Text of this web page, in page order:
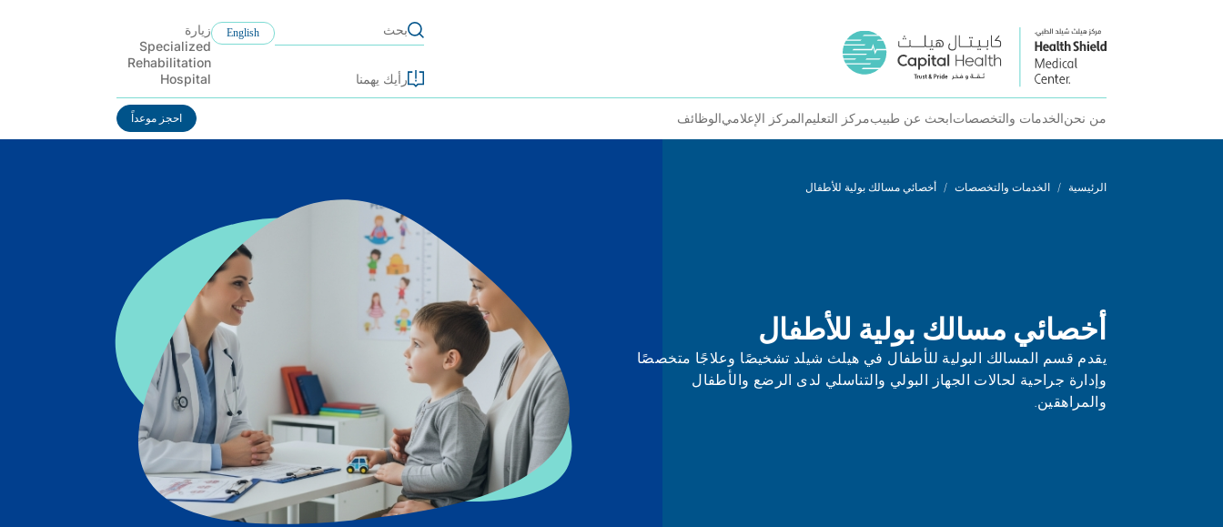
رأيك يهمنا
English
زيارة
Specialized
Rehabilitation
Hospital
من نحنالخدمات والتخصصاتابحث عن طبيبمركز التعليمالمركز الإعلاميالوظائف احجز موعداً
الرئيسية / الخدمات والتخصصات / أخصائي مسالك بولية للأطفال
أخصائي مسالك بولية للأطفال
يقدم قسم المسالك البولية للأطفال في هيلث شيلد تشخيصًا وعلاجًا متخصصًا
وإدارة جراحية لحالات الجهاز البولي والتناسلي لدى الرضع والأطفال
والمراهقين.